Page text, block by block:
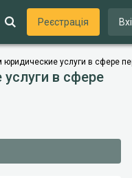
Реєстрація
услуги в сфере
в сфере